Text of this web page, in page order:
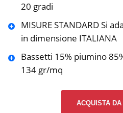
20 gradi
MISURE STANDARD Si
in dimensione ITALIANA
Bassetti 15% piumino
134 gr/mq
ACQUISTA DA